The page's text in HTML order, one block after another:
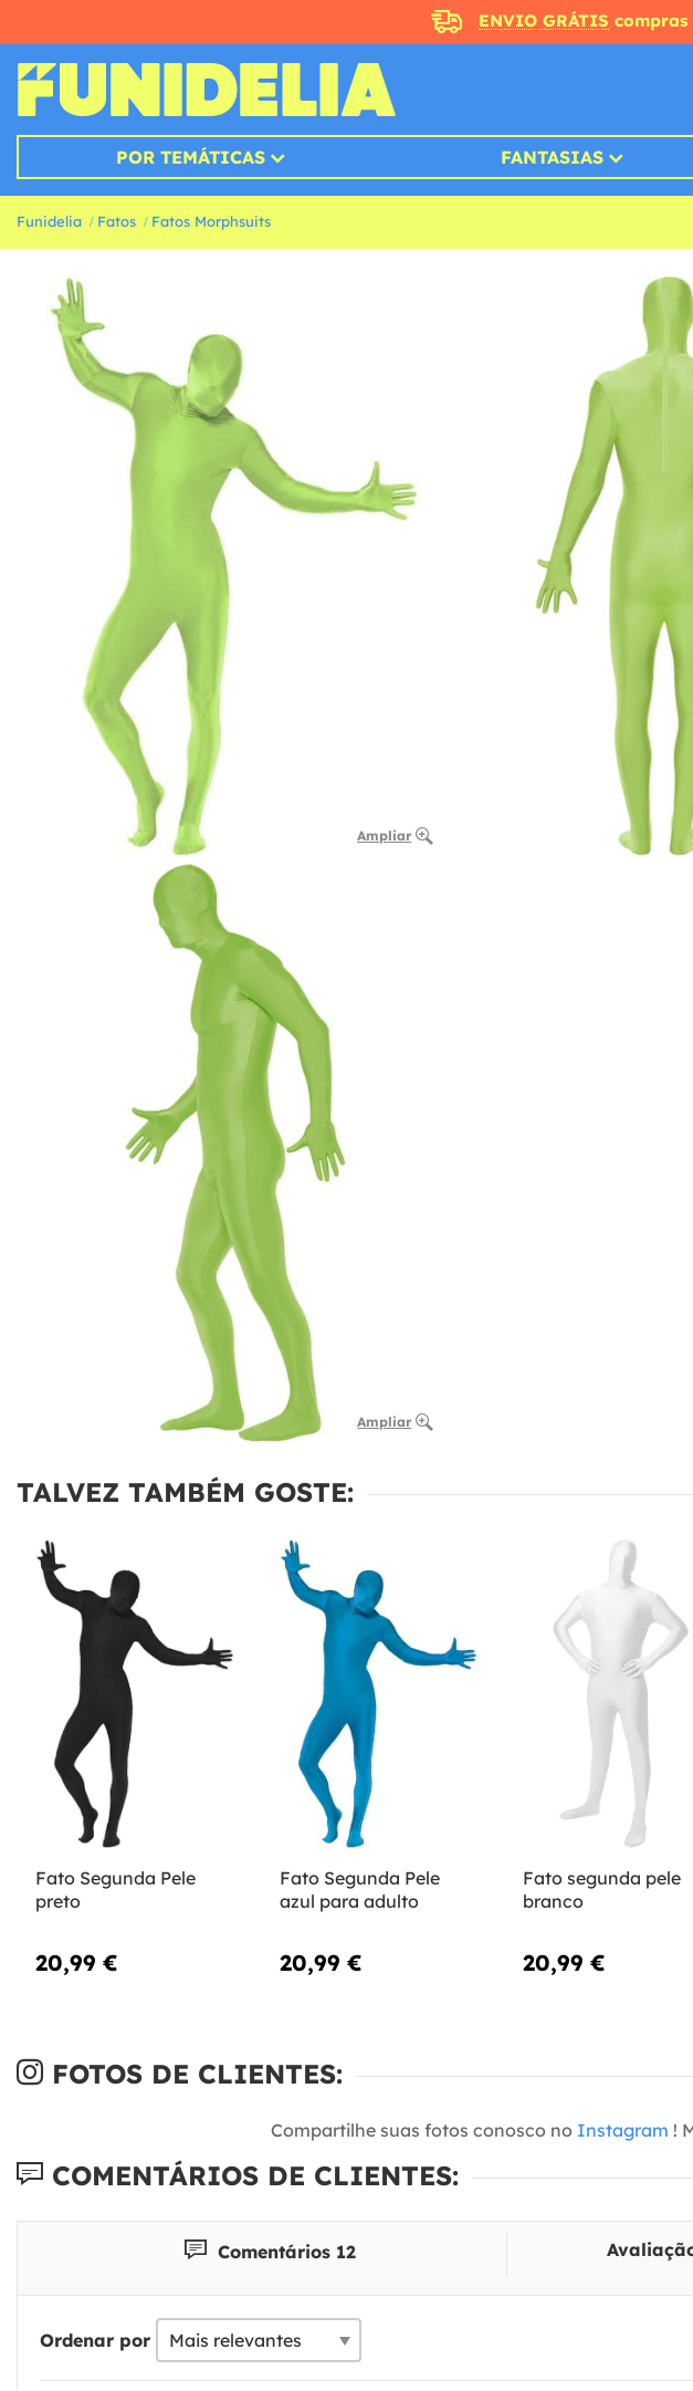
ENVIO GRÁTIS compras
POR TEMÁTICAS FANTASIAS
Funidelia Fatos Fatos Morphsuits
Ampliar
Ampliar
TALVEZ TAMBÉM GOSTE:
Fato Segunda Pele
preto
20,99 €
Fato Segunda Pele
azul para adulto
20,99 €
Fato segunda pele
branco
20,99 €
FOTOS DE CLIENTES:
Compartilhe suas fotos conosco no Instagram !
COMENTÁRIOS DE CLIENTES:
Comentários 12
Ordenar por